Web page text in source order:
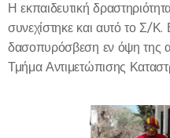
Η εκπαιδευτική
συνεχίστηκε και αυτό το Σ/
δασοπυρόσβεση εν όψη της
Τμήμα Αντιμετώπισης